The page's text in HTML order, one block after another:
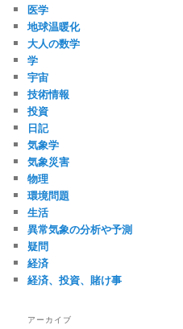
医学
地球温暖化
大人の数学
学
宇宙
技術情報
投資
日記
気象学
気象災害
物理
環境問題
生活
異常気象の分析や予測
疑問
経済
経済、投資、賭け事
アーカイブ